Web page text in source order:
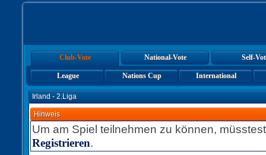
Club-Vote National-Vote Self-
League Nations Cup International
Irland - 2.Liga
Hinweis
Um am Spiel teilnehmen zu können,
Registrieren.